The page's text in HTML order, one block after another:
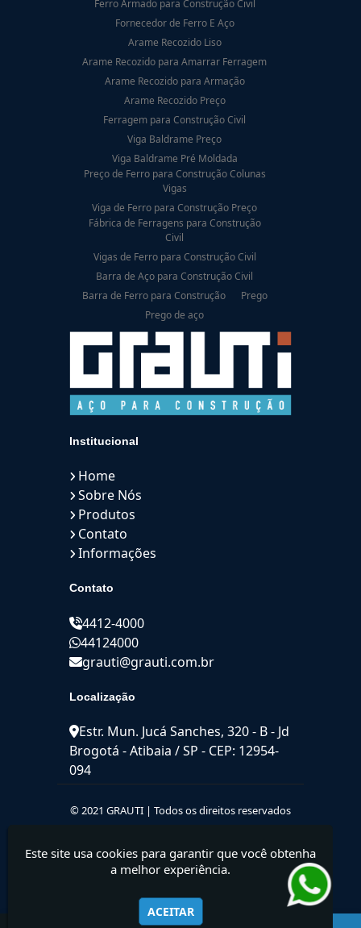
Ferro Armado para Construção Civil
Fornecedor de Ferro E Aço
Arame Recozido Liso
Arame Recozido para Amarrar Ferragem
Arame Recozido para Armação
Arame Recozido Preço
Ferragem para Construção Civil
Viga Baldrame Preço
Viga Baldrame Pré Moldada
Preço de Ferro para Construção Colunas
Vigas
Viga de Ferro para Construção Preço
Fábrica de Ferragens para Construção
Civil
Vigas de Ferro para Construção Civil
Barra de Aço para Construção Civil
Barra de Ferro para Construção
Prego
Prego de aço
Institucional
Home
Sobre Nós
Produtos
Contato
Informações
Contato
4412-4000
44124000
grauti@grauti.com.br
Localização
Estr. Mun. Jucá Sanches, 320 - B - Jd
Brogotá - Atibaia / SP - CEP: 12954-
094
© 2021 GRAUTI | Todos os direitos reservados
Este site usa cookies para garantir que você obtenha
a melhor experiência.
ACEITAR